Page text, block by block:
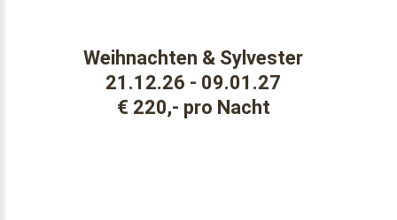
Weihnachten & Sylvester
21.12.26 - 09.01.27
€ 220,- pro Nacht